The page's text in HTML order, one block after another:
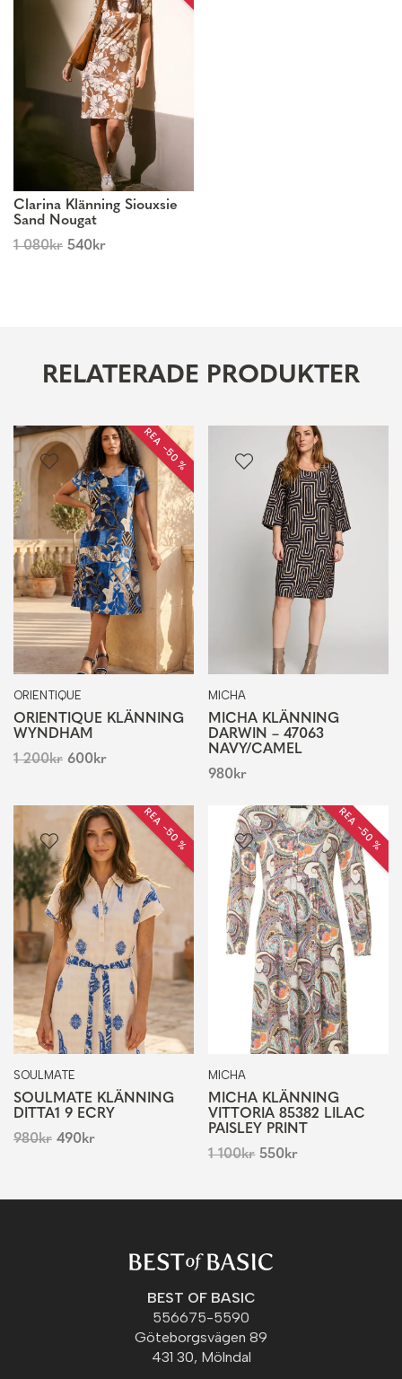
Clarina Klänning Siouxsie
Sand Nougat
1 080kr 540kr
RELATERADE PRODUKTER
REA −50 %
ORIENTIQUE
ORIENTIQUE KLÄNNING
WYNDHAM
1 200kr 600kr
MICHA
MICHA KLÄNNING
DARWIN – 47063
NAVY/CAMEL
980kr
REA −50 %
SOULMATE
SOULMATE KLÄNNING
DITTA1 9 ECRY
980kr 490kr
REA −50 %
MICHA
MICHA KLÄNNING
VITTORIA 85382 LILAC
PAISLEY PRINT
1 100kr 550kr
BEST OF BASIC
556675-5590
Göteborgsvägen 89
431 30, Mölndal